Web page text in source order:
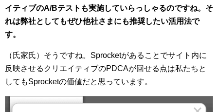
イティブのA/Bテストも実施していらっしゃるのですね。そ
れは弊社としてもぜひ他社さまにも推奨したい活用法で
す。
（氏家氏）そうですね。Sprocketがあることでサイト内に
反映させるクリエイティブのPDCAが回せる点は私たちと
してもSprocketの価値だと思っています。